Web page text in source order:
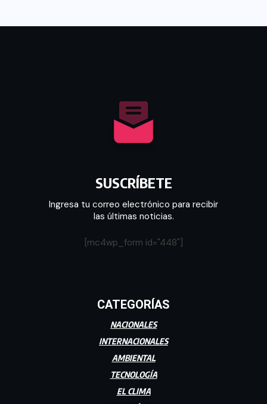
SUSCRÍBETE
Ingresa tu correo electrónico para recibir
las últimas noticias.
[mc4wp_form id="448"]
CATEGORÍAS
NACIONALES
INTERNACIONALES
AMBIENTAL
TECNOLOGÍA
EL CLIMA